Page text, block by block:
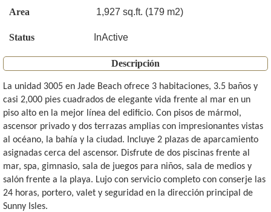
Area 1,927 sq.ft. (179 m2)
Status InActive
Descripción
La unidad 3005 en Jade Beach ofrece 3 habitaciones, 3.5 baños y
casi 2,000 pies cuadrados de elegante vida frente al mar en un
piso alto en la mejor línea del edificio. Con pisos de mármol,
ascensor privado y dos terrazas amplias con impresionantes vistas
al océano, la bahía y la ciudad. Incluye 2 plazas de aparcamiento
asignadas cerca del ascensor. Disfrute de dos piscinas frente al
mar, spa, gimnasio, sala de juegos para niños, sala de medios y
salón frente a la playa. Lujo con servicio completo con conserje las
24 horas, portero, valet y seguridad en la dirección principal de
Sunny Isles.